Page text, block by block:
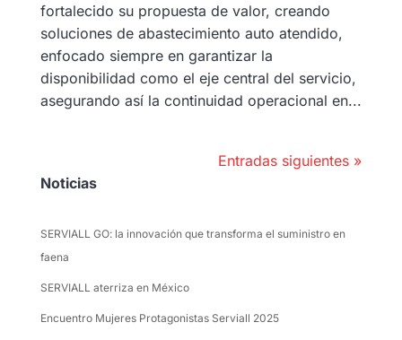
fortalecido su propuesta de valor, creando
soluciones de abastecimiento auto atendido,
enfocado siempre en garantizar la
disponibilidad como el eje central del servicio,
asegurando así la continuidad operacional en...
Entradas siguientes »
Noticias
SERVIALL GO: la innovación que transforma el suministro en
faena
SERVIALL aterriza en México
Encuentro Mujeres Protagonistas Serviall 2025